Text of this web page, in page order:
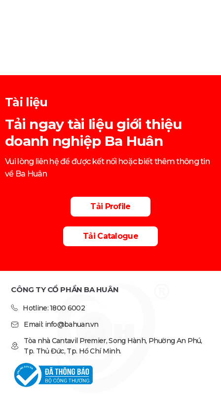
Tài liệu
Tải ngay tài liệu giới thiệu
doanh nghiệp Ba Huân
Vui lòng liên hệ để được kết nối hoặc biết thêm thông tin
về Ba Huân
Tải Profile
Tải Catalogue
CÔNG TY CỔ PHẦN BA HUÂN
Hotline: 1800 6002
Email: info@bahuan.vn
Tòa nhà Cantavil Premier, Song Hành, Phường An Phú,
Tp. Thủ Đức, Tp. Hồ Chí Minh.